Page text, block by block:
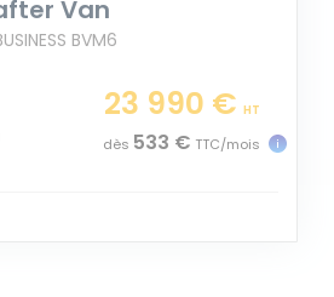
Van
BVM6
23 990 € HT
dès 533 € TTC/mois